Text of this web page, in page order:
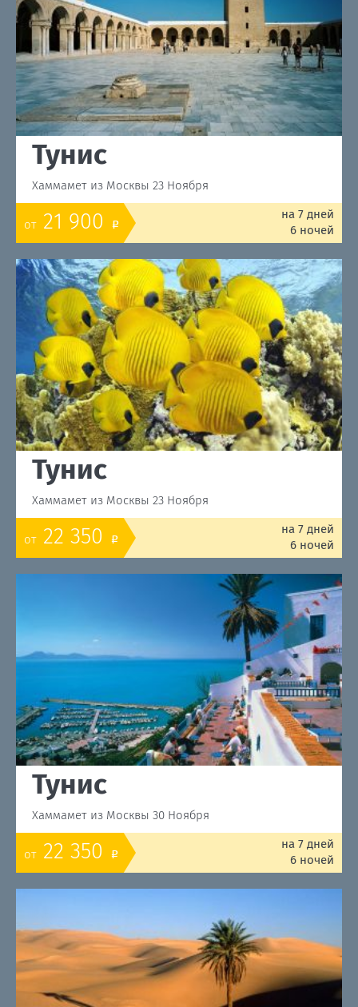
Тунис
Хаммамет из Москвы 23 Ноября
от 21 900 o
на 7 дней
6 ночей
Тунис
Хаммамет из Москвы 23 Ноября
от 22 350 o
на 7 дней
6 ночей
Тунис
Хаммамет из Москвы 30 Ноября
от 22 350 o
на 7 дней
6 ночей